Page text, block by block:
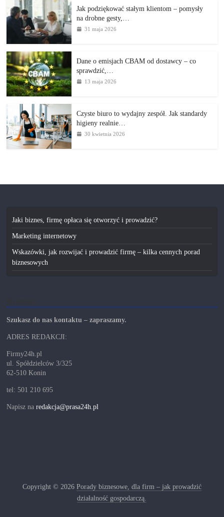
Jak podziękować stałym klientom – pomysły
na drobne gesty,…
31 maja 2026
Dane o emisjach CBAM od dostawcy – co
sprawdzić,…
13 maja 2026
Czyste biuro to wydajny zespół. Jak standardy
higieny realnie…
30 kwietnia 2026
Jaki biznes, firmę opłaca się otworzyć i prowadzić?
Marketing internetowy
Wskazówki, jak rozwijać i prowadzić firmę – kilka cennych porad
biznesowych
Szukasz do nas kontaktu – zapraszamy.
ADRES REDAKCJI:
Firmy24h.pl
ul. Spółdzielców 3/325
62-510 Konin
tel: 501 210 695
Napisz naredakcja@prasa24h.pl
Copyright © 2026 Porady biznesowe, dla firm – jak prowadzić
działalność gospodarczą.